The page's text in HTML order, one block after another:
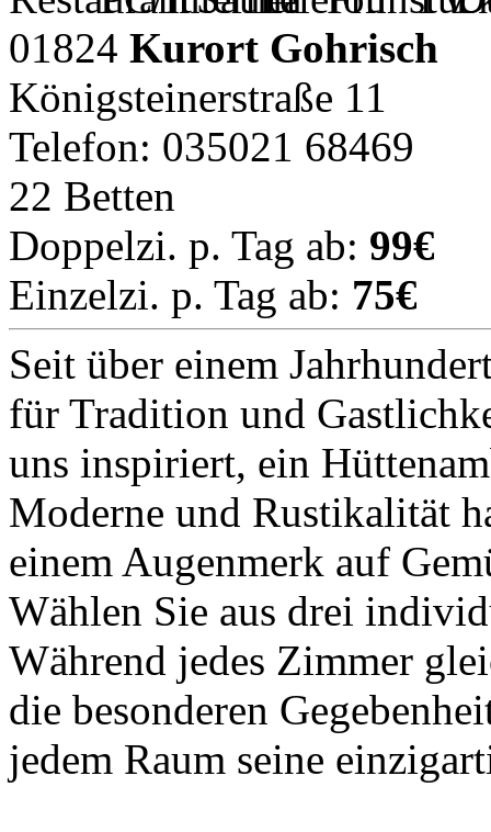
01824 Kurort Gohrisch
Königsteinerstraße 11
Telefon: 035021 68469
22 Betten
Doppelzi. p. Tag ab: 99€
Einzelzi. p. Tag ab: 75€
Seit über einem
für Tradition und
uns inspiriert, ein
Moderne und Rustikalität
einem Augenmerk auf
Wählen Sie aus drei
Während jedes Zimmer
die besonderen
jedem Raum seine